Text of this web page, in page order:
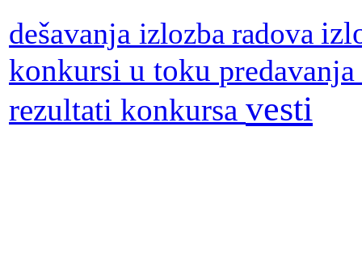
dešavanja izlozba radova
konkursi u toku predavanja
rezultati konkursa vesti